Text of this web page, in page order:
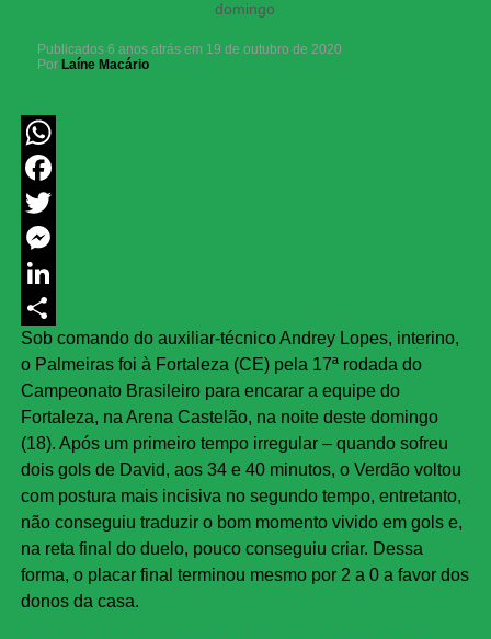
domingo
Publicados 6 anos atrás em 19 de outubro de 2020
Por Laíne Macário
WhatsApp
Facebook
Twitter
Messenger
LinkedIn
Share
Sob comando do auxiliar-técnico Andrey Lopes, interino,
o Palmeiras foi à Fortaleza (CE) pela 17ª rodada do
Campeonato Brasileiro para encarar a equipe do
Fortaleza, na Arena Castelão, na noite deste domingo
(18). Após um primeiro tempo irregular – quando sofreu
dois gols de David, aos 34 e 40 minutos, o Verdão voltou
com postura mais incisiva no segundo tempo, entretanto,
não conseguiu traduzir o bom momento vivido em gols e,
na reta final do duelo, pouco conseguiu criar. Dessa
forma, o placar final terminou mesmo por 2 a 0 a favor dos
donos da casa.